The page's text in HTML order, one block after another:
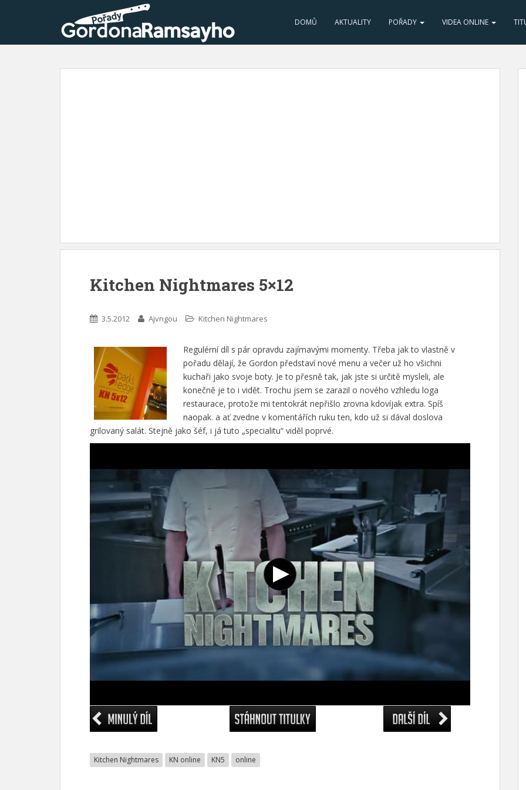
DOMŮ AKTUALITY POŘADY VIDEA ONLINE
Kitchen Nightmares 5×12
3.5.2012 Ajvngou Kitchen Nightmares
Regulérní díl s pár opravdu zajímavými momenty. Třeba jak to vlastně v
pořadu dělají, že Gordon představí nové menu a večer už ho všichni
kuchaři jako svoje boty. Je to přesně tak, jak jste si určitě mysleli, ale
konečně je to i vidět. Trochu jsem se zarazil o nového vzhledu loga
restaurace, protože mi tentokrát nepřišlo zrovna kdovíjak extra. Spíš
naopak. a ať zvedne v komentářích ruku ten, kdo už si dával doslova
grilovaný salát. Stejně jako šéf, i já tuto „specialitu“ viděl poprvé.
Kitchen Nightmares KN online KN5 online